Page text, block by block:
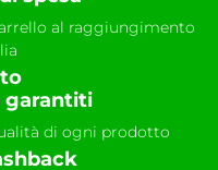
al raggiungimento
garantiti
di ogni prodotto